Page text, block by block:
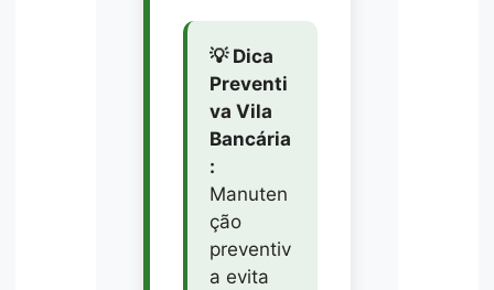
💡 Dica
Preventi
va Vila
Bancária
:
Manuten
ção
preventiv
a evita